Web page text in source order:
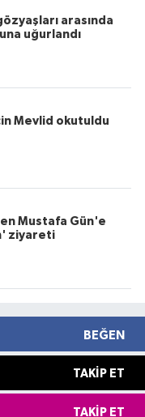
arasında
uğurlandı
Mevlid okutuldu
Mustafa Gün'e
ziyareti
BEĞEN
TAKIP ET
TAKIP ET